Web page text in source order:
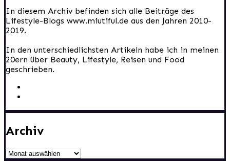
In diesem Archiv befinden sich alle Beiträge des
Lifestyle-Blogs www.miutiful.de aus den Jahren 2010-
2019.
In den unterschiedlichsten Artikeln habe ich in meinen
20ern über Beauty, Lifestyle, Reisen und Food
geschrieben.
Archiv
Archiv